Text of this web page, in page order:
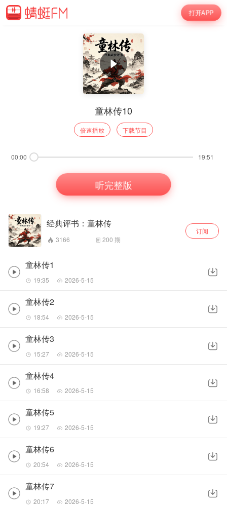
打开APP
童林传10
倍速播放 下载节目
00:00 19:51
听完整版
经典评书：童林传
3166 200 期
订阅
童林传1
19:35 2026-5-15
童林传2
18:54 2026-5-15
童林传3
15:27 2026-5-15
童林传4
16:58 2026-5-15
童林传5
19:27 2026-5-15
童林传6
20:54 2026-5-15
童林传7
20:17 2026-5-15